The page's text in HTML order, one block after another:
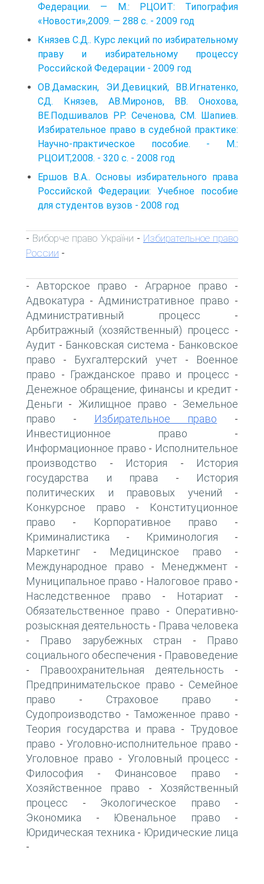
Федерации. — М.: РЦОИТ: Типография
«Новости»,2009. — 288 с. - 2009 год
Князев С.Д.. Курс лекций по избирательному
праву и избирательному процессу
Российской Федерации - 2009 год
ОВ.Дамаскин, ЭИ.Девицкий, ВВ.Игнатенко,
СД. Князев, АВ.Миронов, ВВ. Онохова,
ВЕ.Подшивалов РР. Сеченова, СМ. Шапиев.
Избирательное право в судебной практике:
Научно-практическое пособие. - М.:
РЦОИТ,2008. - 320 с. - 2008 год
Ершов В.А.. Основы избирательного права
Российской Федерации: Учебное пособие
для студентов вузов - 2008 год
- Виборче право України - Избирательное право
России -
-Авторское право - Аграрное право -
Адвокатура - Административное право -
Административный процесс -
Арбитражный (хозяйственный) процесс -
Аудит - Банковская система - Банковское
право - Бухгалтерский учет-
Военное
право - Гражданское право и процесс -
Денежное обращение, финансы и кредит-
Деньги - Жилищное право - Земельное
право - Избирательное право -
Инвестиционное право -
Информационное право - Исполнительное
производство - История -
История
государства и права -
История
политических и правовых учений -
Конкурсное право -
Конституционное
право - Корпоративное право -
Криминалистика - Криминология -
Маркетинг - Медицинское право -
Международное право - Менеджмент -
Муниципальное право - Налоговое право -
Наследственное право - Нотариат -
Обязательственное право - Оперативно-
розыскная деятельность - Права человека
- Право зарубежных стран -
Право
социального обеспечения - Правоведение
- Правоохранительная деятельность -
Предпринимательское право - Семейное
право - Страховое право -
Судопроизводство - Таможенное право -
Теория государства и права -Трудовое
право - Уголовно-исполнительное право -
Уголовное право - Уголовный процесс -
Философия - Финансовое право -
Хозяйственное право - Хозяйственный
процесс - Экологическое право -
Экономика - Ювенальное право -
Юридическая техника - Юридические лица
-